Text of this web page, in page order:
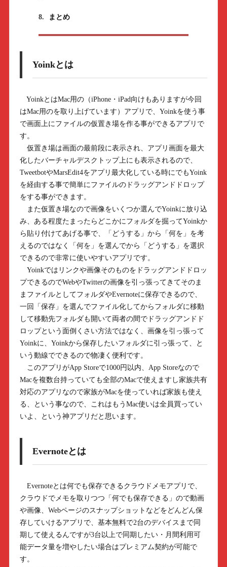
8. まとめ
Yoinkとは
YoinkとはMac用の（iPhone・iPad向けもありますが今回
はMac用のを取り上げています）アプリで、Yoinkを使う事
で画面上にファイルの仮置き場を作る事ができるアプリで
す。
仮置き場は画面の最前段に表示され、アプリ画面を最大
化したバーチャルデスクトップ上にも表示されるので、
TweetbotやMarsEdit4をアプリ最大化している時にでもYoink
を経由する事で簡単にファイルのドラッグアンドドロップ
をする事ができます。
また仮置き場なので画像をいくつか選んでYoinkに放り込
み、ある程度たまったらどこかにフォルダを掘ってYoinkか
ら貼り付けてあげる事で、「どうする」から「何を」を考
えるのではなく「何を」を選んでから「どうする」を選択
できるので非常に使いやすいアプリです。
Yoinkではリンクや画像そのものをドラッグアンドドロッ
プできるのでWebやTwitterの画像を引っ張ってきてそのま
まファイルとしてフォルダやEvernoteに保存できるので、
一回「保存」を選んでファイル化してからフォルダに移動
して移動先フォルダも開いて両者の間でドラッグアンドド
ロップという面倒くさい方法ではなく、画像を引っ張って
Yoinkに、Yoinkから保存したいフォルダに引っ張って、と
いう動線でできるので物凄く便利です。
このアプリがApp Storeで1000円以内、App Storeなので
Macを複数台持っていても全部のMacで使えますし家族共有
対応のアプリなので家族がMacを使っていれば家族も使え
る、という事なので、これはもうMac使いは全員買ってい
いよ、という神アプリだと思います。
Evernoteとは
Evernoteとは何でも保存できるクラウドメモアプリで、
クラウドでメモを取りつつ「何でも保存できる」ので動画
や画像、Webページのスナップショットなどをどんどん保
存していけるアプリで、基本無料で2台のデバイスまで同
期して使えるんですが3台以上で同期したい・月間利用可
能データ量を増やしたい場合はプレミアム契約が可能で
す。